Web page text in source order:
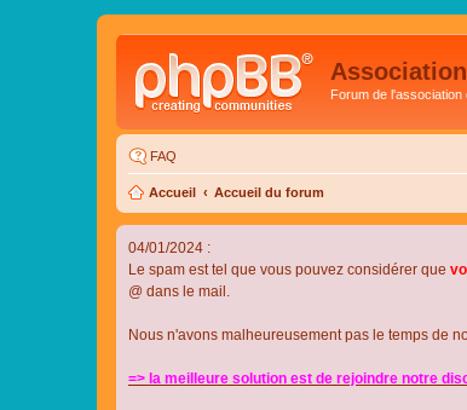
Forum de l'association
FAQ
Accueil Accueil du forum
04/01/2024 :
Le spam est tel que vous pouvez considérer que
@ dans le mail.
Nous n'avons malheureusement pas le temps de
=> la meilleure solution est de rejoindre notre